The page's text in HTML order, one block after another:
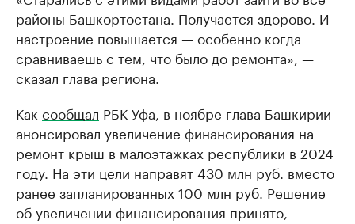
районы Башкортостана. Получается здорово. И
настроение повышается — особенно когда
сравниваешь с тем, что было до ремонта», —
сказал глава региона.
Как сообщал РБК Уфа, в ноябре глава Башкирии
анонсировал увеличение финансирования на
ремонт крыш в малоэтажках республики в 2024
году. На эти цели направят 430 млн руб. вместо
ранее запланированных 100 млн руб. Решение
об увеличении финансирования принято,